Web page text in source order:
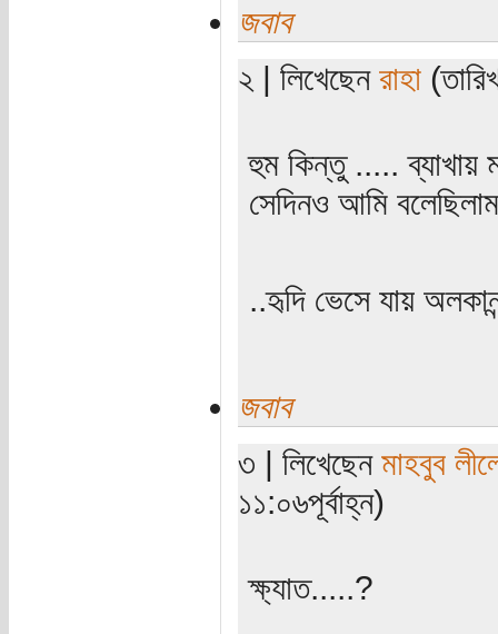
জবাব
২ | লিখেছেন রাহা
হুম কিন্তু ..... ব্যাখায়
সেদিনও আমি
..হৃদি ভেসে যায়
জবাব
৩ | লিখেছেন মাহবুব
১১:০৬পূর্বাহ্ন)
ক্ষ্যাত.....?